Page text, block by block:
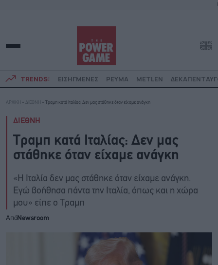
TRENDS: ΕΙΣΗΓΜΕΝΕΣ ΡΕΥΜΑ METLEN
ΑΡΧΙΚΗ » ΔΙΕΘΝΗ » Τραμπ κατά Ιταλίας: Δεν μας στάθηκε όταν είχαμε ανάγκη
ΔΙΕΘΝΗ
Τραμπ κατά Ιταλίας: Δεν μας
στάθηκε όταν είχαμε ανάγκη
«Η Ιταλία δεν μας στάθηκε όταν είχαμε ανάγκη.
Εγώ βοήθησα πάντα την Ιταλία, όπως και η χώρα
μου» είπε ο Τραμπ
ΑπόNewsroom